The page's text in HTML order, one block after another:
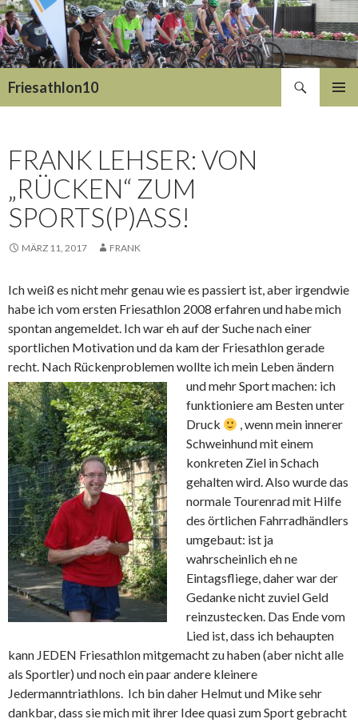
Friesathlon10
FRANK LEHSER: VON
„RÜCKEN“ ZUM
SPORTS(P)ASS!
MÄRZ 11, 2017 FRANK
Ich weiß es nicht mehr genau wie es passiert ist, aber irgendwie
habe ich vom ersten Friesathlon 2008 erfahren und habe mich
spontan angemeldet. Ich war eh auf der Suche nach einer
sportlichen Motivation und da kam der Friesathlon gerade
recht. Nach Rückenproblemen wollte ich mein Leben ändern
und mehr Sport machen: ich
funktioniere am Besten unter
Druck
, wenn mein innerer
Schweinhund mit einem
konkreten Ziel in Schach
gehalten wird. Also wurde das
normale Tourenrad mit Hilfe
des örtlichen Fahrradhändlers
umgebaut: ist ja
wahrscheinlich eh ne
Eintagsfliege, daher war der
Gedanke nicht zuviel Geld
reinzustecken. Das Ende vom
Lied ist, dass ich behaupten
kann JEDEN Friesathlon mitgemacht zu haben (aber nicht alle
als Sportler) und noch ein paar andere kleinere
Jedermanntriathlons. Ich bin daher Helmut und Mike sehr
dankbar, dass sie mich mit ihrer Idee quasi zum Sport gebracht